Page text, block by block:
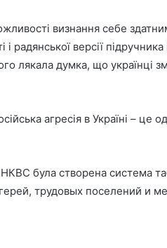
визнання себе
радянської версії підручника
лякала думка, що українці
агресія в Україні – це
була створена система
трудовых поселений и